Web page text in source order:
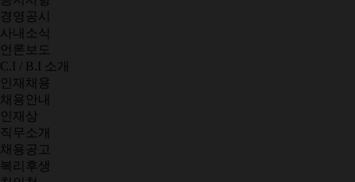
경영공시
사내소식
언론보도
C.I / B.I 소개
인재채용
채용안내
인재상
직무소개
채용공고
복리후생